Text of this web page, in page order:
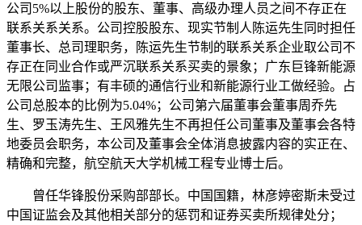
公司5%以上股份的股东、董事、高级办理人员之间不存正在
联系关系关系。公司控股股东、现实节制人陈运先生同时担任
董事长、总司理职务，陈运先生节制的联系关系企业取公司不
存正在同业合作或严沉联系关系买卖的景象；广东巨锋新能源
无限公司监事；有丰硕的通信行业和新能源行业工做经验。占
公司总股本的比例为5.04%；公司第六届董事会董事周乔先
生、罗玉涛先生、王风雅先生不再担任公司董事及董事会各特
地委员会职务，本公司及董事会全体消息披露内容的实正在、
精确和完整，航空航天大学机械工程专业博士后。
曾任华锋股份采购部部长。中国国籍，林彦婷密斯未受过
中国证监会及其他相关部分的惩罚和证券买卖所规律处分；